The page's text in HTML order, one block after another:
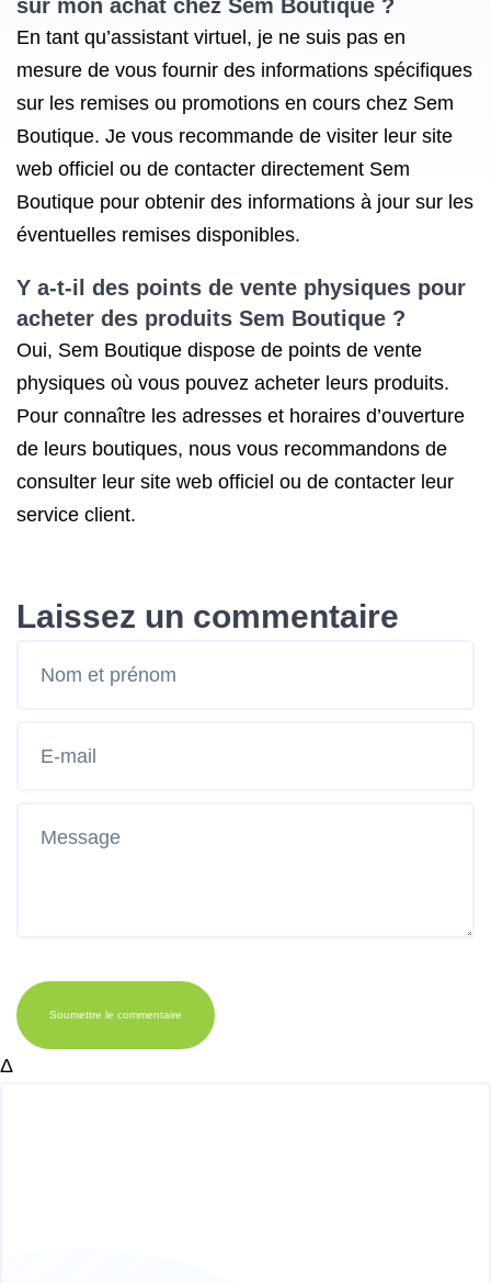
sur mon achat chez Sem Boutique ?
En tant qu’assistant virtuel, je ne suis pas en
mesure de vous fournir des informations spécifiques
sur les remises ou promotions en cours chez Sem
Boutique. Je vous recommande de visiter leur site
web officiel ou de contacter directement Sem
Boutique pour obtenir des informations à jour sur les
éventuelles remises disponibles.
Y a-t-il des points de vente physiques pour
acheter des produits Sem Boutique ?
Oui, Sem Boutique dispose de points de vente
physiques où vous pouvez acheter leurs produits.
Pour connaître les adresses et horaires d’ouverture
de leurs boutiques, nous vous recommandons de
consulter leur site web officiel ou de contacter leur
service client.
Laissez un commentaire
Soumettre le commentaire
Δ